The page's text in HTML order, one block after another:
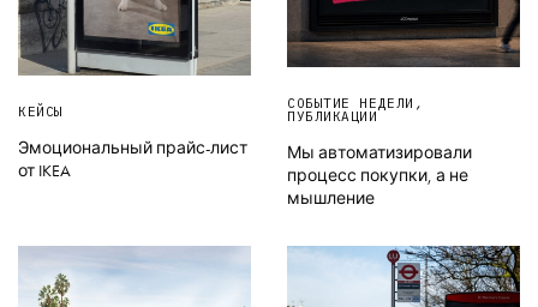
КЕЙСЫ
Эмоциональный прайс-лист
от IKEA
СОБЫТИЕ НЕДЕЛИ ,
ПУБЛИКАЦИИ
Мы автоматизировали
процесс покупки, а не
мышление